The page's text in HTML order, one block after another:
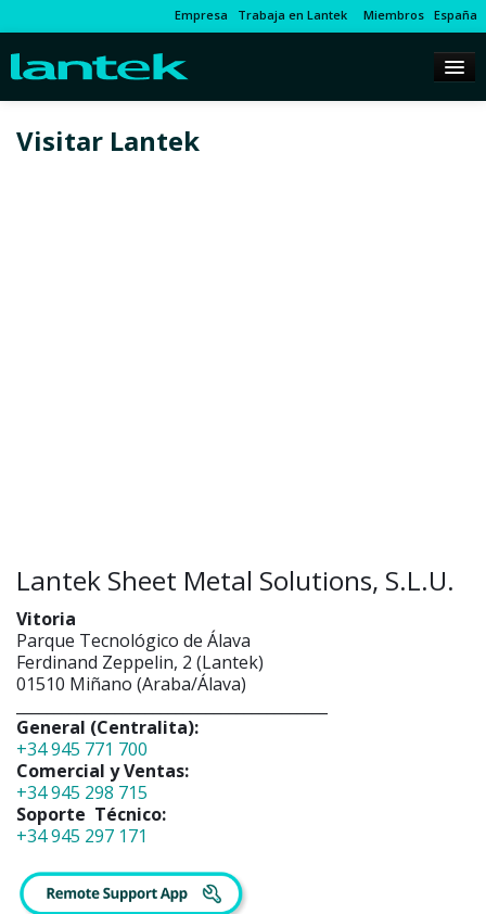
Empresa Trabaja en Lantek Miembros España
Visitar Lantek
Lantek Sheet Metal Solutions, S.L.U.
Vitoria
Parque Tecnológico de Álava
Ferdinand Zeppelin, 2 (Lantek)
01510 Miñano (Araba/Álava)
General (Centralita):
+34 945 771 700
Comercial y Ventas:
+34 945 298 715
Soporte Técnico:
+34 945 297 171